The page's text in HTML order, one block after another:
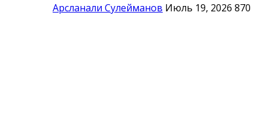
Арсланали Сулейманов Июль 19, 2026 870